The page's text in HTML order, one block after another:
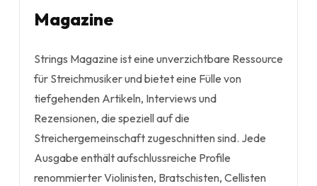
Magazine
Strings Magazine ist eine unverzichtbare Ressource
für Streichmusiker und bietet eine Fülle von
tiefgehenden Artikeln, Interviews und
Rezensionen, die speziell auf die
Streichergemeinschaft zugeschnitten sind. Jede
Ausgabe enthält aufschlussreiche Profile
renommierter Violinisten, Bratschisten, Cellisten